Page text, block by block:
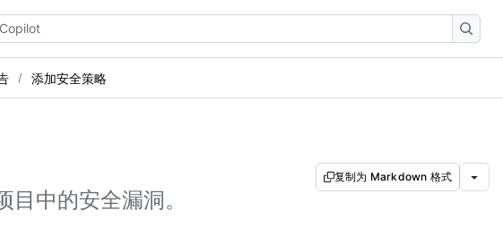
Copilot
添加安全策略
中的安全漏洞。
复制为 Markdown 格式